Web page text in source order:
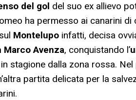
del gol del suo ex allievo
ha permesso ai canarini di
Montelupo infatti, decisa
Marco Avenza, conquistando l’
stagione dalla zona rossa.
partita delicata per la